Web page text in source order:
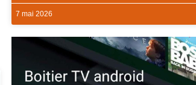
7 mai 2026